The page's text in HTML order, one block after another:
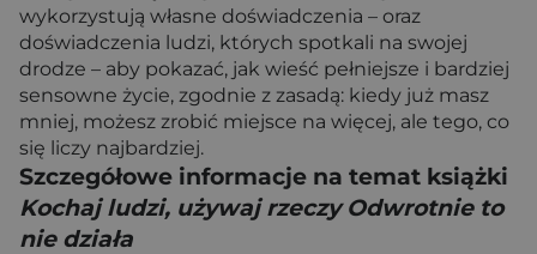
wykorzystują własne doświadczenia – oraz
doświadczenia ludzi, których spotkali na swojej
drodze – aby pokazać, jak wieść pełniejsze i bardziej
sensowne życie, zgodnie z zasadą: kiedy już masz
mniej, możesz zrobić miejsce na więcej, ale tego, co
się liczy najbardziej.
Szczegółowe informacje na temat książki
Kochaj ludzi, używaj rzeczy Odwrotnie to
nie działa